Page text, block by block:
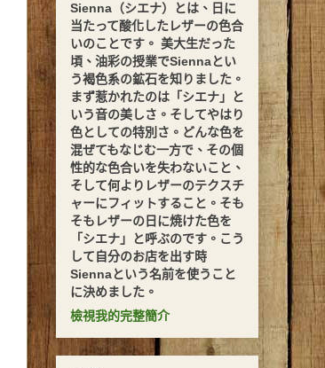
Sienna（シエナ）とは、日に
当たって酸化したレザーの色合
いのことです。 美大生だった
頃、油彩の授業でSiennaとい
う褐色系の鉱石を知りました。
まず惹かれたのは「シエナ」と
いう音の美しさ。そしてやはり
色としての特別さ。どんな色を
混ぜてもなじむ一方で、その個
性的な色合いを失わないこと、
そして何よりレザーのテクスチ
ャーにフィットすること。そも
そもレザーの日に焼けた色を
「シエナ」と呼ぶのです。こう
して自分のお店を出す時
Siennaという名前を使うこと
に決めました。
檢視我的完整簡介